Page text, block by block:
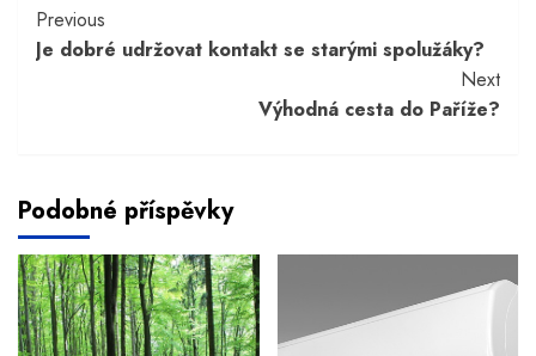
Continue
Reading
Previous
Je dobré udržovat kontakt se starými spolužáky?
Next
Výhodná cesta do Paříže?
Podobné příspěvky